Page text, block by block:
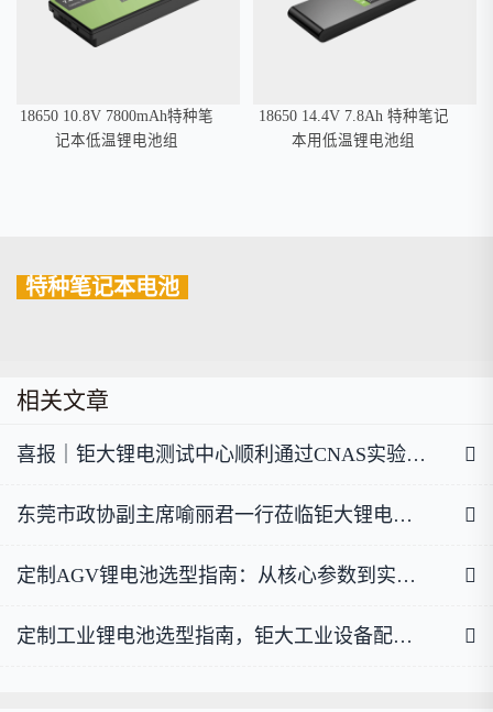
18650 10.8V 7800mAh特种笔
记本低温锂电池组
18650 14.4V 7.8Ah 特种笔记
本用低温锂电池组
特种笔记本电池
相关文章
喜报｜钜大锂电测试中心顺利通过CNAS实验室认可
东莞市政协副主席喻丽君一行莅临钜大锂电调研指导
定制AGV锂电池选型指南：从核心参数到实战案例，一篇讲透
定制工业锂电池选型指南，钜大工业设备配套选型干货